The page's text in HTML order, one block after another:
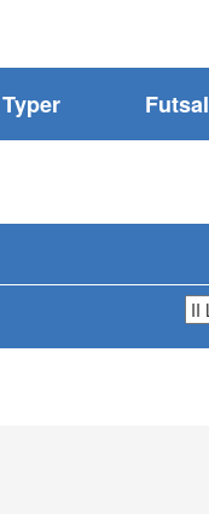
Typer Futsal